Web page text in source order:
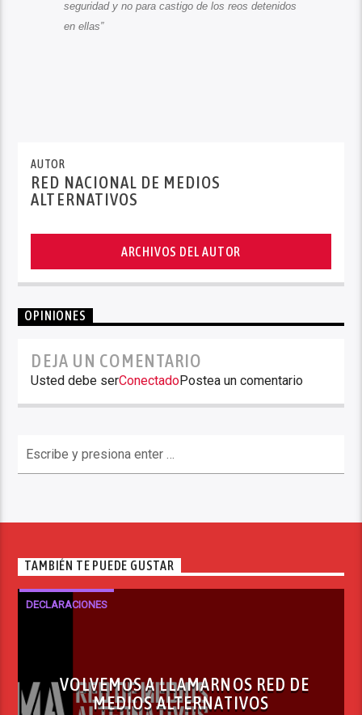
seguridad y no para castigo de los reos detenidos
en ellas”
AUTOR
RED NACIONAL DE MEDIOS
ALTERNATIVOS
ARCHIVOS DEL AUTOR
OPINIONES
DEJA UN COMENTARIO
Usted debe serConectadoPostea un comentario
TAMBIÉN TE PUEDE GUSTAR
DECLARACIONES
VOLVEMOS A LLAMARNOS RED DE
MEDIOS ALTERNATIVOS